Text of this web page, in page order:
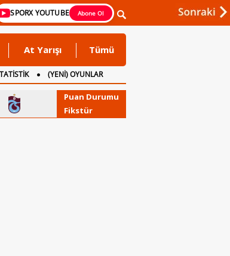
SPORX YOUTUBE Abone Ol
At Yarışı Tümü
(YENİ) OYUNLAR
Puan Durumu
Fikstür